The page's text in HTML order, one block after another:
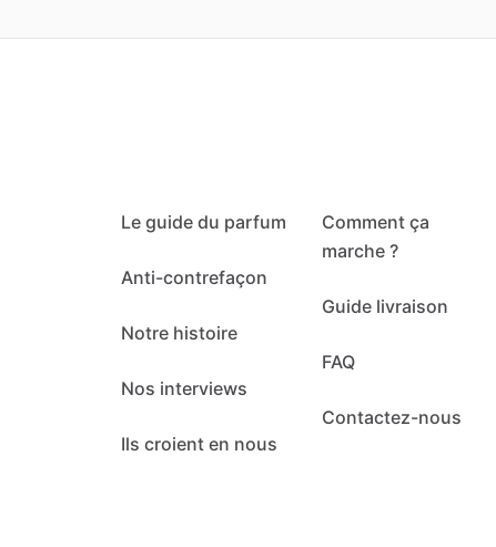
Le guide du parfum
Anti-contrefaçon
Notre histoire
Nos interviews
Ils croient en nous
Comment ça
marche ?
Guide livraison
FAQ
Contactez-nous